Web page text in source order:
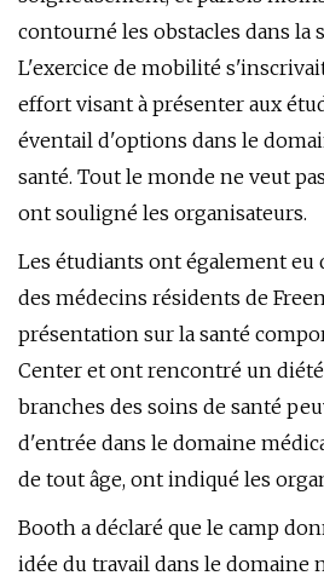
contourné les obstacles dans la
L'exercice de mobilité
effort visant à présenter aux
éventail d'options dans le
santé. Tout le monde ne veut
ont souligné les organisateurs.
Les étudiants ont également eu
des médecins résidents de
présentation sur la santé
Center et ont rencontré un
branches des soins de santé
d'entrée dans le domaine
de tout âge, ont indiqué les
Booth a déclaré que le camp
idée du travail dans le domaine